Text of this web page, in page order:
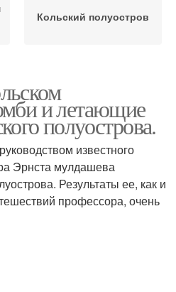
Кольский полуостров
и летающие
полуострова.
известного
Эрнста мулдашева
Результаты ее, как и
профессора, очень